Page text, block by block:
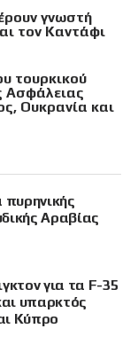
γνωστή
τον Καντάφι
τουρκικού
Ασφάλειας
Ουκρανία και
Αραβίας
για τα F-35
υπαρκτός
Κύπρο